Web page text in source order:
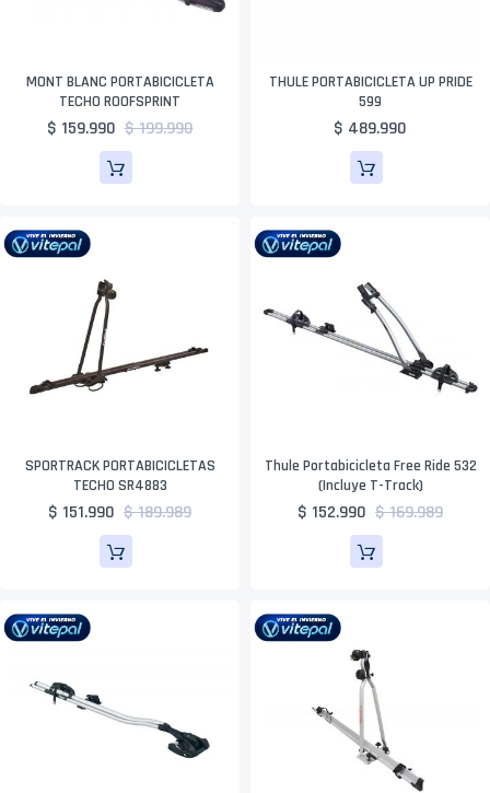
MONT BLANC PORTABICICLETA
TECHO ROOFSPRINT
$ 159.990 $ 199.990
THULE PORTABICICLETA UP PRIDE
599
$ 489.990
SPORTRACK PORTABICICLETAS
TECHO SR4883
$ 151.990 $ 189.989
Thule Portabicicleta Free Ride 532
(Incluye T-Track)
$ 152.990 $ 169.989